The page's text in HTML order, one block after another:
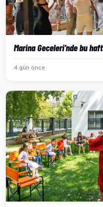
Marina Geceleri’nde bu
4 gün önce